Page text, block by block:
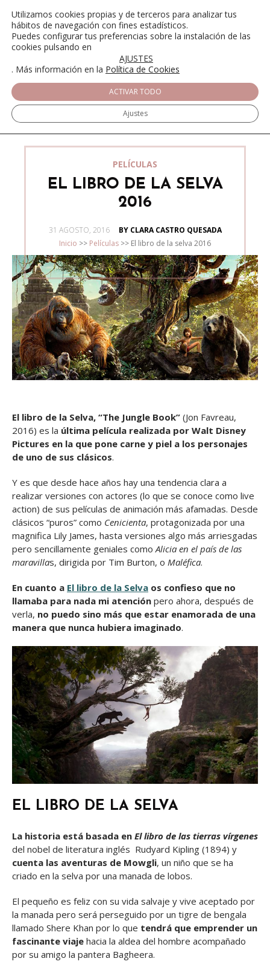
PELÍCULAS
EL LIBRO DE LA SELVA
2016
POSTED
31 AGOSTO, 2016
BY CLARA CASTRO QUESADA
Inicio >> Películas >> El libro de la selva 2016
El libro de la Selva, “The Jungle Book” (Jon Favreau,
2016) es la última película realizada por Walt Disney
Pictures en la que pone carne y piel a los personajes
de uno de sus clásicos.
Y es que desde hace años hay una tendencia clara a
realizar versiones con actores (lo que se conoce como live
action) de sus películas de animación más afamadas. Desde
clásicos “puros” como Cenicienta, protagonizada por una
magnifica Lily James, hasta versiones algo más arriesgadas
pero sencillamente geniales comoAlicia en el país de las
maravillas, dirigida por Tim Burton, o Maléfica.
En cuanto a El libro de la Selva os confieso que no
llamaba para nada mi atención pero ahora, después de
verla, no puedo sino más que estar enamorada de una
manera que nunca hubiera imaginado.
EL LIBRO DE LA SELVA
La historia está basada en El libro de las tierras vírgenes
del nobel de literatura inglés Rudyard Kipling (1894) y
cuenta las aventuras de Mowgli, un niño que se ha
criado en la selva por una manada de lobos.
El pequeño es feliz con su vida salvaje y vive aceptado por
la manada pero será perseguido por un tigre de bengala
llamado Shere Khan por lo que tendrá que emprender un
fascinante viaje hacia la aldea del hombre acompañado
por su amigo la pantera Bagheera.
Utilizamos cookies propias y de terceros para analizar tus
hábitos de navegación con fines estadísticos.
Puedes configurar tus preferencias sobre la instalación de las
cookies pulsando en
AJUSTES
. Más información en la Política de Cookies
ACTIVAR TODO
Ajustes